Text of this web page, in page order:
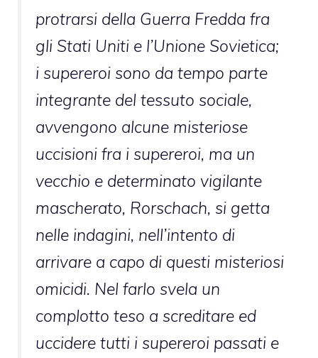
protrarsi della Guerra Fredda fra
gli Stati Uniti e l’Unione Sovietica;
i supereroi sono da tempo parte
integrante del tessuto sociale,
avvengono alcune misteriose
uccisioni fra i supereroi, ma un
vecchio e determinato vigilante
mascherato, Rorschach, si getta
nelle indagini, nell’intento di
arrivare a capo di questi misteriosi
omicidi. Nel farlo svela un
complotto teso a screditare ed
uccidere tutti i supereroi passati e